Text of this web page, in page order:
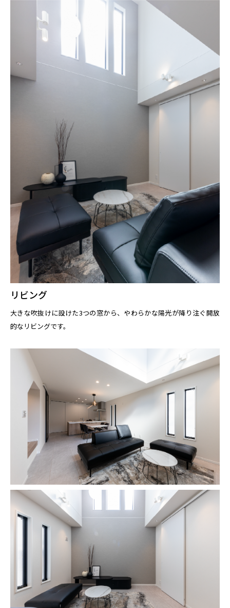
リビング
大きな吹抜けに設けた3つの窓から、やわらかな陽光が降り注ぐ開放
的なリビングです。